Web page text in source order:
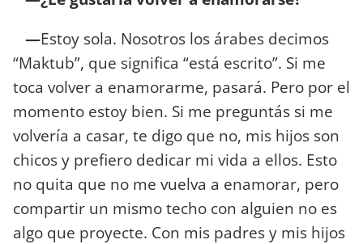
—Estoy sola. Nosotros los árabes decimos
“Maktub”, que significa “está escrito”. Si me
toca volver a enamorarme, pasará. Pero por el
momento estoy bien. Si me preguntás si me
volvería a casar, te digo que no, mis hijos son
chicos y prefiero dedicar mi vida a ellos. Esto
no quita que no me vuelva a enamorar, pero
compartir un mismo techo con alguien no es
algo que proyecte. Con mis padres y mis hijos